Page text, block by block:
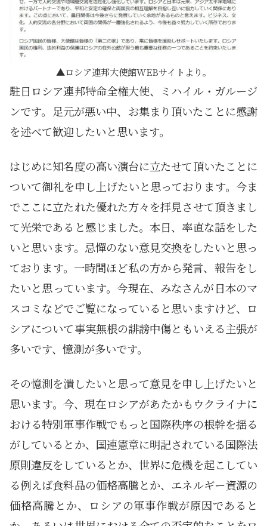
ロシア連邦大使館WEBサイトより。
駐日ロシア連邦特命全権大使、ミハイル・ガルージ
ンです。足元が悪い中、お集まり頂いたことに感謝
を述べて歓迎したいと思います。
はじめに知名度の高い演台に立たせて頂いたことに
ついて御礼を申し上げたいと思っております。今ま
でここに立たれた優れた方々を拝見させて頂きまし
て光栄であると感じました。本日、率直な話をした
いと思います。忌憚のない意見交換をしたいと思っ
ております。一時間ほど私の方から発言、報告をし
たいと思っています。今現在、みなさんが日本のマ
スコミなどでご覧になっていると思いますけど、ロ
シアについて事実無根の誹謗中傷ともいえる主張が
多いです、憶測が多いです。
その憶測を潰したいと思って意見を申し上げたいと
思います。今、現在ロシアがあたかもウクライナに
おける特別軍事作戦でもっと国際秩序の根幹を揺る
がしているとか、国連憲章に明記されている国際法
原則違反をしているとか、世界に危機を起こしてい
る例えば食料品の価格高騰とか、エネルギー資源の
価格高騰とか、ロシアの軍事作戦が原因であると